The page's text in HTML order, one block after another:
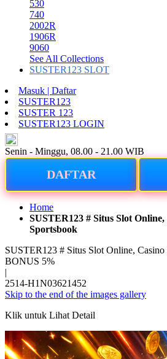
530
740
2002R
1906R
9060
See All Collections
SUSTER123 SLOT
Masuk | Daftar
SUSTER123
SUSTER 123
SUSTER123 LOGIN
Senin - Minggu, 08.00 - 21.00 WIB
DAFTAR
Home
SUSTER123 # Situs Slot
Sportsbook
SUSTER123 # Situs Slot Online,
BONUS 5%
|
2514-H1N03621452
Skip to the end of the images gallery
Klik untuk Lihat Detail